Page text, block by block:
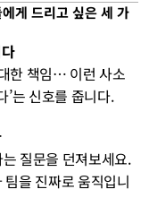
게 드리고 싶은 세 가
한 책임… 이런 사소
’는 신호를 줍니다.
질문을 던져보세요.
을 진짜로 움직입니